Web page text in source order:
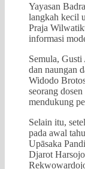
Yayasan
langkah kecil
Praja
informasi
Semula,
dan naungan
Widodo
seorang
mendukung
Selain itu,
pada awal
Upāsaka
Djarot